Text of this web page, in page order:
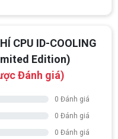
CPU ID-COOLING
Edition)
Đánh giá)
0 Đánh giá
0 Đánh giá
0 Đánh giá